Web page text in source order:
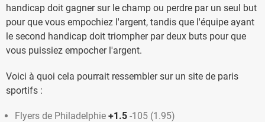
handicap doit gagner sur le champ ou perdre par un seul but
pour que vous empochiez l'argent, tandis que l'équipe ayant
le second handicap doit triompher par deux buts pour que
vous puissiez empocher l'argent.
Voici à quoi cela pourrait ressembler sur un site de paris
sportifs :
Flyers de Philadelphie +1.5 -105 (1.95)